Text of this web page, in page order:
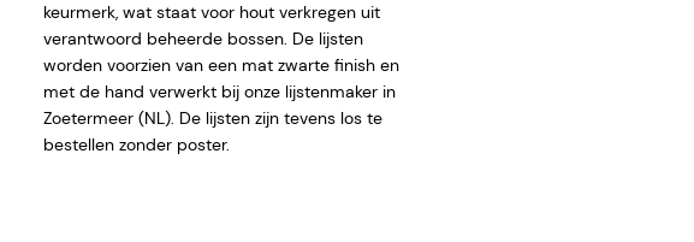
keurmerk, wat staat voor hout verkregen uit
verantwoord beheerde bossen. De lijsten
worden voorzien van een mat zwarte finish en
met de hand verwerkt bij onze lijstenmaker in
Zoetermeer (NL). De lijsten zijn tevens los te
bestellen zonder poster.